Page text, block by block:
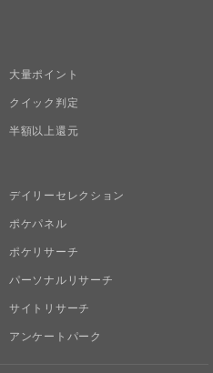
大量ポイント
クイック判定
半額以上還元
デイリーセレクション
ポケパネル
ポケリサーチ
パーソナルリサーチ
サイトリサーチ
アンケートパーク